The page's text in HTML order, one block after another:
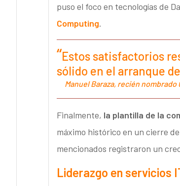
puso el foco en tecnologías de
Computing.
Estos satisfactorios
sólido en el arranque
Manuel Baraza, recién nombrado
Finalmente, la plantilla de la
máximo histórico en un cierre
mencionados registraron un
Liderazgo en servicios